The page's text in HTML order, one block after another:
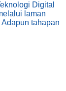
Digital
laman
tahapan